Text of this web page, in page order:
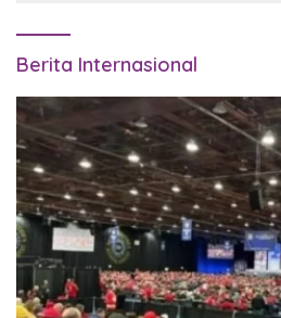
Berita Internasional